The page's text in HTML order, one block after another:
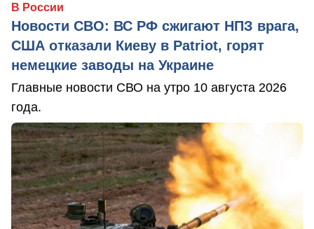
В России
Новости СВО: ВС РФ сжигают НПЗ врага,
США отказали Киеву в Patriot, горят
немецкие заводы на Украине
Главные новости СВО на утро 10 августа 2026
года.